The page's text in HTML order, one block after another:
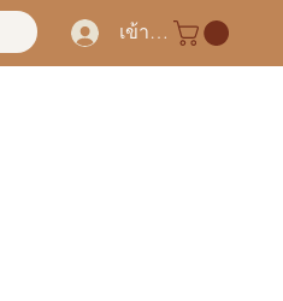
เข้าสู่ระบบ